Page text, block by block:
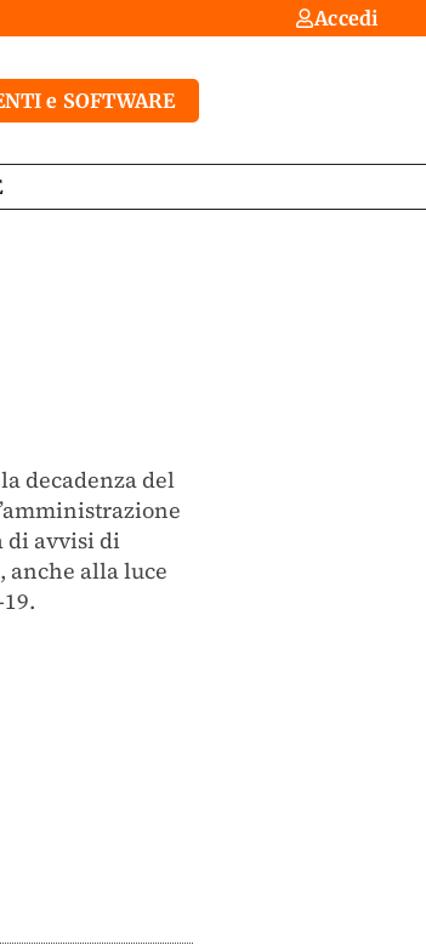
Accedi
e SOFTWARE
decadenza del
di avvisi di
anche alla luce